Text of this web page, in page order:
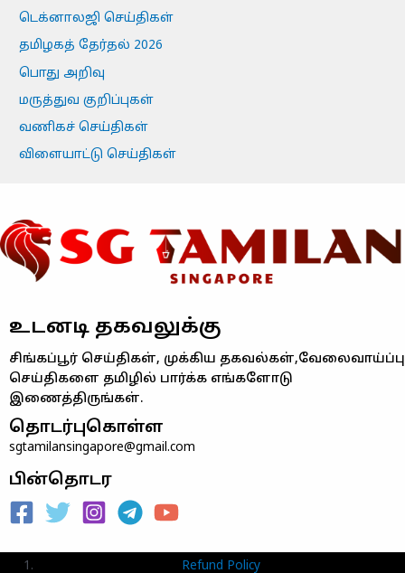
டெக்னாலஜி செய்திகள்
தமிழகத் தேர்தல் 2026
பொது அறிவு
மருத்துவ குறிப்புகள்
வணிகச் செய்திகள்
விளையாட்டு செய்திகள்
உடனடி தகவலுக்கு
சிங்கப்பூர் செய்திகள், முக்கிய தகவல்கள்,வேலைவாய்ப்பு
செய்திகளை தமிழில் பார்க்க எங்களோடு
இணைத்திருங்கள்.
தொடர்புகொள்ள
sgtamilansingapore@gmail.com
பின்தொடர
Refund Policy